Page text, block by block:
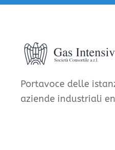
Portavoce delle
aziende industriali